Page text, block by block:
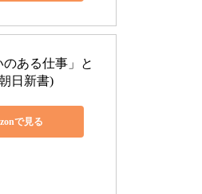
のある仕事」と
日新書)
で見る